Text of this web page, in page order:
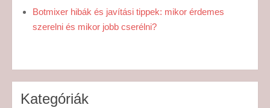
Botmixer hibák és javítási tippek: mikor érdemes
szerelni és mikor jobb cserélni?
Kategóriák